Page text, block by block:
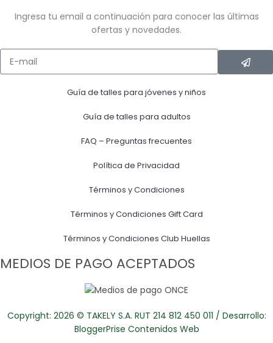
Ingresa tu email a continuación para conocer las últimas
ofertas y novedades.
Guía de talles para jóvenes y niños
Guía de talles para adultos
FAQ – Preguntas frecuentes
Política de Privacidad
Términos y Condiciones
Términos y Condiciones Gift Card
Términos y Condiciones Club Huellas
MEDIOS DE PAGO ACEPTADOS
Copyright: 2026 © TAKELY S.A. RUT 214 812 450 011 / Desarrollo:
BloggerPrise Contenidos Web